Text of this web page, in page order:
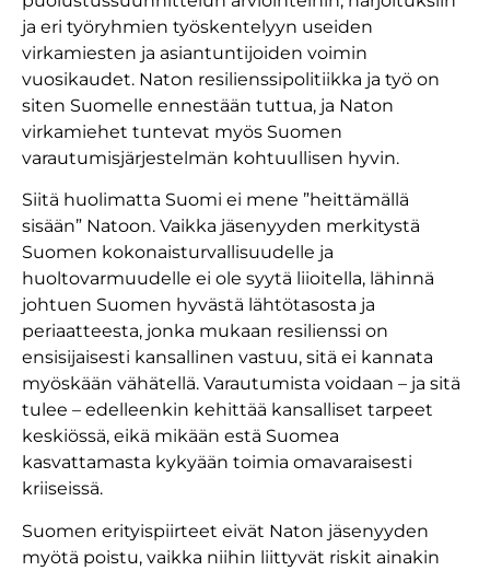
ja eri työryhmien työskentelyyn useiden
virkamiesten ja asiantuntijoiden voimin
vuosikaudet. Naton resilienssipolitiikka ja työ on
siten Suomelle ennestään tuttua, ja Naton
virkamiehet tuntevat myös Suomen
varautumisjärjestelmän kohtuullisen hyvin.
Siitä huolimatta Suomi ei mene ”heittämällä
sisään” Natoon. Vaikka jäsenyyden merkitystä
Suomen kokonaisturvallisuudelle ja
huoltovarmuudelle ei ole syytä liioitella, lähinnä
johtuen Suomen hyvästä lähtötasosta ja
periaatteesta, jonka mukaan resilienssi on
ensisijaisesti kansallinen vastuu, sitä ei kannata
myöskään vähätellä. Varautumista voidaan – ja sitä
tulee – edelleenkin kehittää kansalliset tarpeet
keskiössä, eikä mikään estä Suomea
kasvattamasta kykyään toimia omavaraisesti
kriiseissä.
Suomen erityispiirteet eivät Naton jäsenyyden
myötä poistu, vaikka niihin liittyvät riskit ainakin